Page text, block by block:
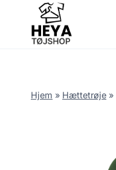
content
Hjem » Hættetrøje »